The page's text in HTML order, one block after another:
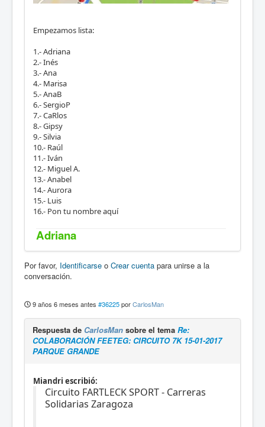
Empezamos lista:
1.- Adriana
2.- Inés
3.- Ana
4.- Marisa
5.- AnaB
6.- SergioP
7.- CaRlos
8.- Gipsy
9.- Silvia
10.- Raúl
11.- Iván
12.- Miguel A.
13.- Anabel
14.- Aurora
15.- Luis
16.- Pon tu nombre aquí
Adriana
Por favor, Identificarse o Crear cuenta para unirse a la
conversación.
9 años 6 meses antes #36225porCarlosMan
Respuesta de CarlosMan sobre el tema Re:
COLABORACIÓN FEETEG: CIRCUITO 7K 15-01-2017
PARQUE GRANDE
Miandri escribió:
Circuito FARTLECK SPORT - Carreras
Solidarias Zaragoza